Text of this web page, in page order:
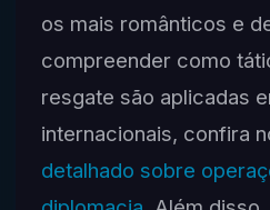
os mais românticos e
compreender como
resgate são aplicadas
internacionais, confira
detalhado sobre